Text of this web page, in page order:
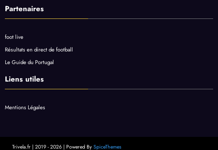
Partenaires
foot live
Résultats en direct de football
Le Guide du Portugal
Liens utiles
Mentions Légales
Trivela.fr | 2019 - 2026 | Powered By SpiceThemes